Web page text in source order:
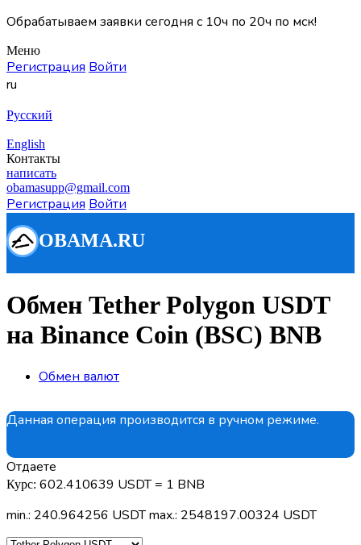
Обрабатываем заявки сегодня с 10ч по 20ч по мск!
Меню
Регистрация Войти
ru
Русский
English
Контакты
написать
obamasupp@gmail.com
Регистрация Войти
Обмен Tether Polygon USDT
на Binance Coin (BSC) BNB
Обмен валют
Данная операция производится в ручном режиме.
Отдаете
Курс: 602.410639 USDT = 1 BNB
min.: 240.964256 USDTmax.: 2548197.00324 USDT